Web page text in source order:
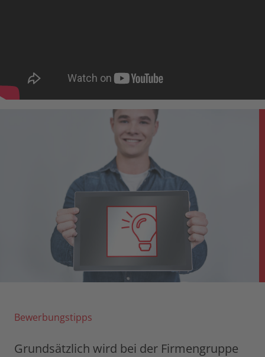
Bewerbungstipps
Grundsätzlich wird bei der Firmengruppe